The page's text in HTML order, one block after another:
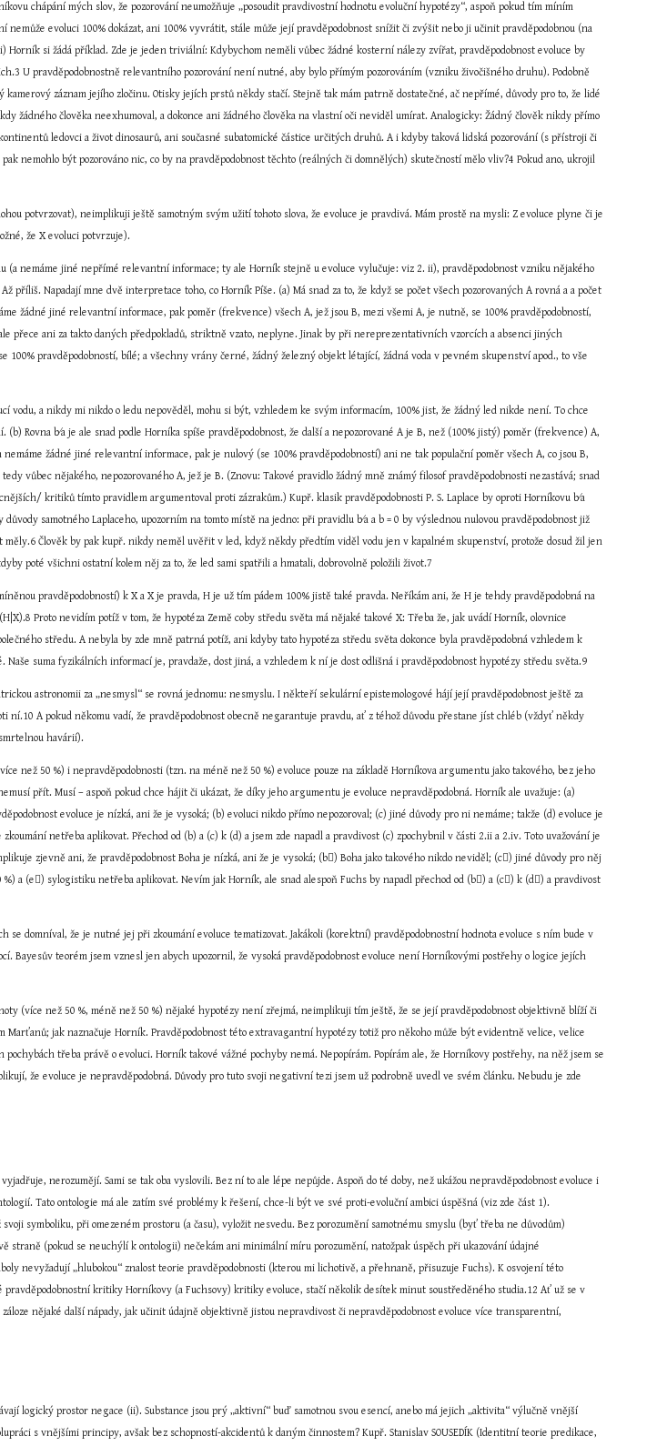
chápání mých slov, že pozorování neumožňuje „posoudit pravdivostní hodnotu evoluční hypotézy“, aspoň pokud tím míním
nemůže evoluci 100% dokázat, ani 100% vyvrátit, stále může její pravděpodobnost snížit či zvýšit nebo ji učinit pravděpodobnou (na
Horník si žádá příklad. Zde je jeden triviální: Kdybychom neměli vůbec žádné kosterní nálezy zvířat, pravděpodobnost evoluce by
U pravděpodobnostně relevantního pozorování není nutné, aby bylo přímým pozorováním (vzniku živočišného druhu). Podobně
záznam jejího zločinu. Otisky jejích prstů někdy stačí. Stejně tak mám patrně dostatečné, ač nepřímé, důvody pro to, že lidé
žádného člověka neexhumoval, a dokonce ani žádného člověka na vlastní oči neviděl umírat. Analogicky: Žádný člověk nikdy přímo
ledovci a život dinosaurů, ani současné subatomické částice určitých druhů. A i kdyby taková lidská pozorování (s přístroji či
nemohlo být pozorováno nic, co by na pravděpodobnost těchto (reálných či domnělých) skutečností mělo vliv?4 Pokud ano, ukrojil
potvrzovat), neimplikuji ještě samotným svým užití tohoto slova, že evoluce je pravdivá. Mám prostě na mysli: Z evoluce plyne či je
že X evoluci potvrzuje).
(a nemáme jiné nepřímé relevantní informace; ty ale Horník stejně u evoluce vylučuje: viz 2. ii), pravděpodobnost vzniku nějakého
příliš. Napadají mne dvě interpretace toho, co Horník Píše. (a) Má snad za to, že když se počet všech pozorovaných A rovná a a počet
žádné jiné relevantní informace, pak poměr (frekvence) všech A, jež jsou B, mezi všemi A, je nutně, se 100% pravděpodobností,
přece ani za takto daných předpokladů, striktně vzato, neplyne. Jinak by při nereprezentativních vzorcích a absenci jiných
pravděpodobností, bílé; a všechny vrány černé, žádný železný objekt létající, žádná voda v pevném skupenství apod., to vše
vodu, a nikdy mi nikdo o ledu nepověděl, mohu si být, vzhledem ke svým informacím, 100% jist, že žádný led nikde není. To chce
Rovna b∕a je ale snad podle Horníka spíše pravděpodobnost, že další a nepozorované A je B, než (100% jistý) poměr (frekvence) A,
nemáme žádné jiné relevantní informace, pak je nulový (se 100% pravděpodobností) ani ne tak populační poměr všech A, co jsou B,
vůbec nějakého, nepozorovaného A, jež je B. (Znovu: Takové pravidlo žádný mně známý filosof pravděpodobnosti nezastává; snad
kritiků tímto pravidlem argumentoval proti zázrakům.) Kupř. klasik pravděpodobnosti P. S. Laplace by oproti Horníkovu b∕a
samotného Laplaceho, upozorním na tomto místě na jedno: při pravidlu b∕a a b = 0 by výslednou nulovou pravděpodobnost již
Člověk by pak kupř. nikdy neměl uvěřit v led, když někdy předtím viděl vodu jen v kapalném skupenství, protože dosud žil jen
poté všichni ostatní kolem něj za to, že led sami spatřili a hmatali, dobrovolně položili život.7
pravděpodobností) k X a X je pravda, H je už tím pádem 100% jistě také pravda. Neříkám ani, že H je tehdy pravděpodobná na
Proto nevidím potíž v tom, že hypotéza Země coby středu světa má nějaké takové X: Třeba že, jak uvádí Horník, olovnice
středu. A nebyla by zde mně patrná potíž, ani kdyby tato hypotéza středu světa dokonce byla pravděpodobná vzhledem k
suma fyzikálních informací je, pravdaže, dost jiná, a vzhledem k ní je dost odlišná i pravděpodobnost hypotézy středu světa.9
astronomii za „nesmysl“ se rovná jednomu: nesmyslu. I někteří sekulární epistemologové hájí její pravděpodobnost ještě za
ní.10 A pokud někomu vadí, že pravděpodobnost obecně negarantuje pravdu, ať z téhož důvodu přestane jíst chléb (vždyť někdy
havárií).
než 50 %) i nepravděpodobnosti (tzn. na méně než 50 %) evoluce pouze na základě Horníkova argumentu jako takového, bez jeho
přít. Musí – aspoň pokud chce hájit či ukázat, že díky jeho argumentu je evoluce nepravděpodobná. Horník ale uvažuje: (a)
evoluce je nízká, ani že je vysoká; (b) evoluci nikdo přímo nepozoroval; (c) jiné důvody pro ni nemáme; takže (d) evoluce je
netřeba aplikovat. Přechod od (b) a (c) k (d) a jsem zde napadl a pravdivost (c) zpochybnil v části 2.ii a 2.iv. Toto uvažování je
zjevně ani, že pravděpodobnost Boha je nízká, ani že je vysoká; (b) Boha jako takového nikdo neviděl; (c) jiné důvody pro něj
a (e) sylogistiku netřeba aplikovat. Nevím jak Horník, ale snad alespoň Fuchs by napadl přechod od (b) a (c) k (d) a pravdivost
se domníval, že je nutné jej při zkoumání evoluce tematizovat. Jakákoli (korektní) pravděpodobnostní hodnota evoluce s ním bude v
Bayesův teorém jsem vznesl jen abych upozornil, že vysoká pravděpodobnost evoluce není Horníkovými postřehy o logice jejích
(více než 50 %, méně než 50 %) nějaké hypotézy není zřejmá, neimplikuji tím ještě, že se její pravděpodobnost objektivně blíží či
Marťanů; jak naznačuje Horník. Pravděpodobnost této extravagantní hypotézy totiž pro někoho může být evidentně velice, velice
třeba právě o evoluci. Horník takové vážné pochyby nemá. Nepopírám. Popírám ale, že Horníkovy postřehy, na něž jsem se
že evoluce je nepravděpodobná. Důvody pro tuto svoji negativní tezi jsem už podrobně uvedl ve svém článku. Nebudu je zde
nerozumějí. Sami se tak oba vyslovili. Bez ní to ale lépe nepůjde. Aspoň do té doby, než ukážou nepravděpodobnost evoluce i
Tato ontologie má ale zatím své problémy k řešení, chce-li být ve své proti-evoluční ambici úspěšná (viz zde část 1).
symboliku, při omezeném prostoru (a času), vyložit nesvedu. Bez porozumění samotnému smyslu (byť třeba ne důvodům)
straně (pokud se neuchýlí k ontologii) nečekám ani minimální míru porozumění, natožpak úspěch při ukazování údajné
nevyžadují „hlubokou“ znalost teorie pravděpodobnosti (kterou mi lichotivě, a přehnaně, přisuzuje Fuchs). K osvojení této
pravděpodobnostní kritiky Horníkovy (a Fuchsovy) kritiky evoluce, stačí několik desítek minut soustředěného studia.12 Ať už se v
nějaké další nápady, jak učinit údajně objektivně jistou nepravdivost či nepravděpodobnost evoluce více transparentní,
logický prostor negace (ii). Substance jsou prý „aktivní“ buď samotnou svou esencí, anebo má jejich „aktivita“ výlučně vnější
s vnějšími principy, avšak bez schopností-akcidentů k daným činnostem? Kupř. Stanislav SOUSEDÍK (Identitní teorie predikace,